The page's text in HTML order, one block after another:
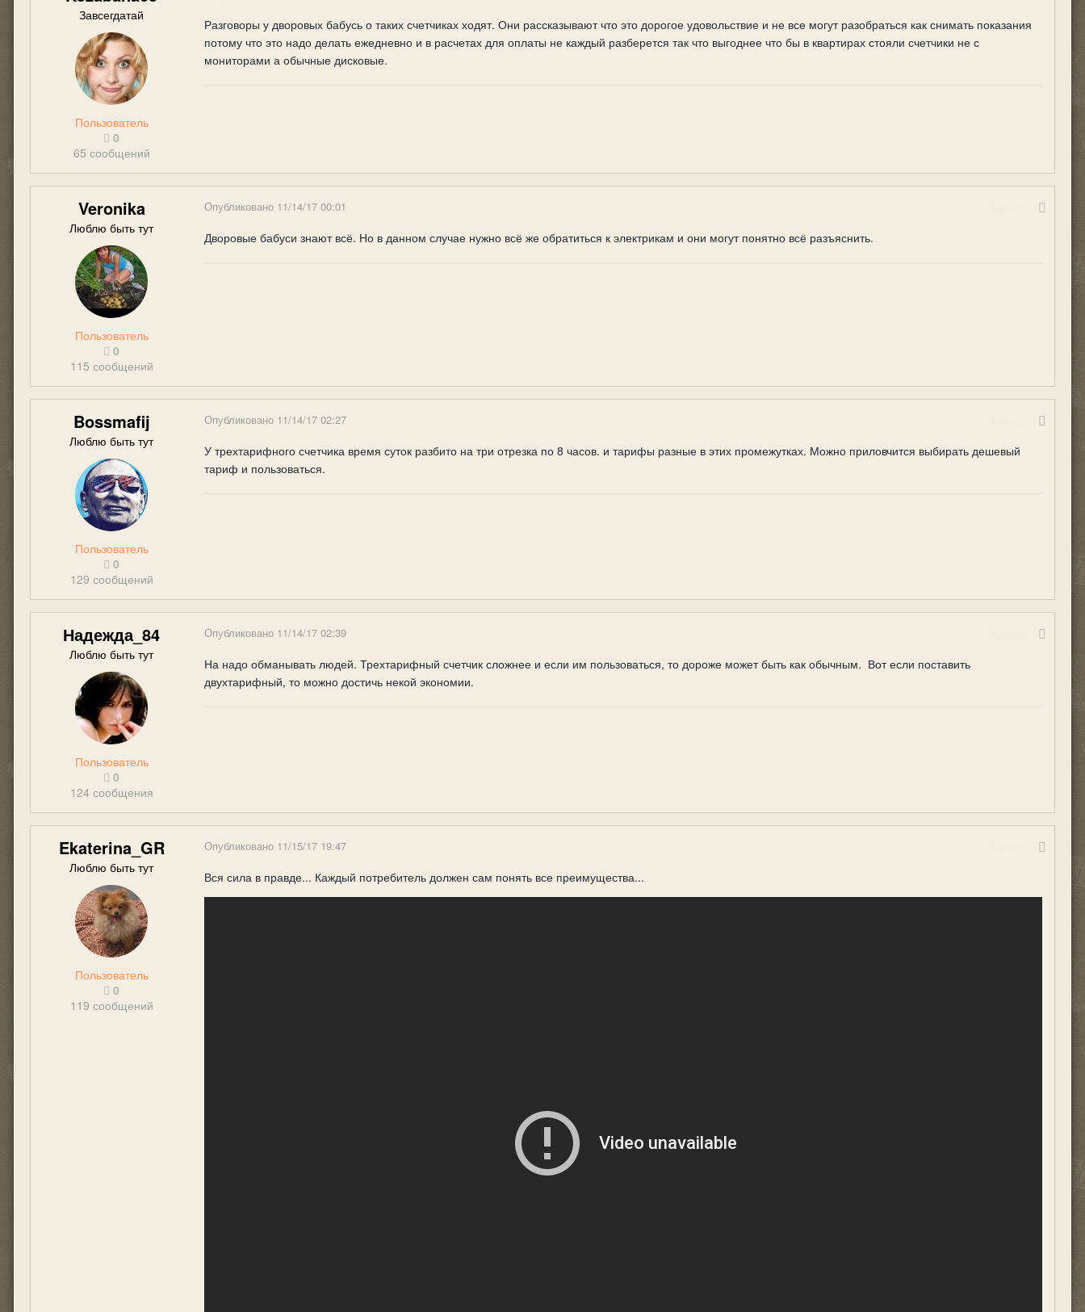
Завсегдатай
Пользователь
0
65 сообщений
Разговоры у дворовых бабусь о таких счетчиках ходят. Они рассказывают что это дорогое удовольствие и не все могут разобраться как снимать показания
потому что это надо делать ежедневно и в расчетах для оплаты не каждый разберется так что выгоднее что бы в квартирах стояли счетчики не с
мониторами а обычные дисковые.
Veronika
Люблю быть тут
Пользователь
0
115 сообщений
Опубликовано 11/14/17 00:01
Дворовые бабуси знают всё. Но в данном случае нужно всё же обратиться к электрикам и они могут понятно всё разъяснить.
Bossmafij
Люблю быть тут
Пользователь
0
129 сообщений
Опубликовано 11/14/17 02:27
У трехтарифного счетчика время суток разбито на три отрезка по 8 часов. и тарифы разные в этих промежутках. Можно приловчится выбирать дешевый
тариф и пользоваться.
Надежда_84
Люблю быть тут
Пользователь
0
124 сообщения
Опубликовано 11/14/17 02:39
На надо обманывать людей. Трехтарифный счетчик сложнее и если им пользоваться, то дороже может быть как обычным. Вот если поставить
двухтарифный, то можно достичь некой экономии.
Ekaterina_GR
Люблю быть тут
Пользователь
0
119 сообщений
Опубликовано 11/15/17 19:47
Вся сила в правде... Каждый потребитель должен сам понять все преимущества...